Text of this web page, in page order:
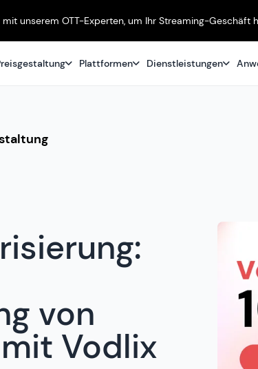
mit unserem OTT-Experten, um Ihr Streaming-Geschäft
Plattformen Dienstleistungen
von
Vodlix